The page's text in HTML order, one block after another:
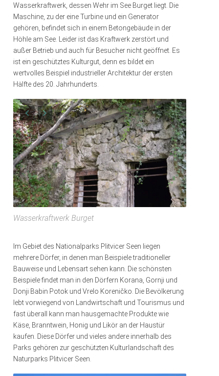
Wasserkraftwerk, dessen Wehr im See Burget liegt. Die
Maschine, zu der eine Turbine und ein Generator
gehören, befindet sich in einem Betongebäude in der
Höhle am See. Leider ist das Kraftwerk zerstört und
außer Betrieb und auch für Besucher nicht geöffnet. Es
ist ein geschütztes Kulturgut, denn es bildet ein
wertvolles Beispiel industrieller Architektur der ersten
Hälfte des 20. Jahrhunderts.
Wasserkraftwerk Burget
Im Gebiet des Nationalparks Plitvicer Seen liegen
mehrere Dörfer, in denen man Beispiele traditioneller
Bauweise und Lebensart sehen kann. Die schönsten
Beispiele findet man in den Dörfern Korana, Gornji und
Donji Babin Potok und Vrelo Koreničko. Die Bevölkerung
lebt vorwiegend von Landwirtschaft und Tourismus und
fast überall kann man hausgemachte Produkte wie
Käse, Branntwein, Honig und Likör an der Haustür
kaufen. Diese Dörfer und vieles andere innerhalb des
Parks gehören zur geschützten Kulturlandschaft des
Naturparks Plitvicer Seen.